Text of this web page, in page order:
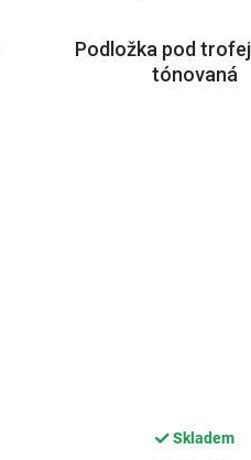
Podložka pod
tónovaná
Skladem